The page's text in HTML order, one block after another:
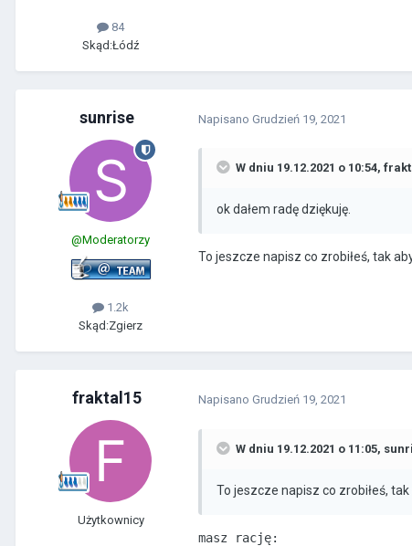
84
Skąd:Łódź
sunrise
@Moderatorzy
1.2k
Skąd:Zgierz
Napisano Grudzień 19, 2021
W dniu 19.12.2021 o 10:54,
ok dałem radę dziękuję.
To jeszcze napisz co zrobiłeś, tak
fraktal15
Użytkownicy
Napisano Grudzień 19, 2021
W dniu 19.12.2021 o 11:05,
To jeszcze napisz co zrobiłeś,
masz rację: